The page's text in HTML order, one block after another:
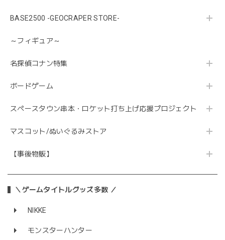
BASE2500 -GEOCRAPER STORE-
～フィギュア～
名探偵コナン特集
ボードゲーム
スペースタウン串本・ロケット打ち上げ応援プロジェクト
マスコット/ぬいぐるみストア
【事後物販】
＼ゲームタイトルグッズ多数 ／
NIKKE
モンスターハンター